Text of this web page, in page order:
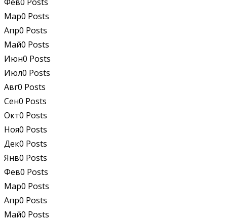
Мар0 Posts
Апр0 Posts
Май0 Posts
Июн0 Posts
Июл0 Posts
Авг0 Posts
Сен0 Posts
Окт0 Posts
Ноя0 Posts
Дек0 Posts
Янв0 Posts
Фев0 Posts
Мар0 Posts
Апр0 Posts
Май0 Posts